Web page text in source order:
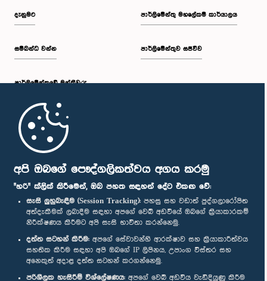
අපි ඔබගේ පෞද්ගලිකත්වය අගය කරමු
"හරි" ක්ලික් කිරීමෙන්, ඔබ පහත සඳහන් දේට එකඟ වේ:
සැසි ලුහුබැඳීම (Session Tracking): පහසු සහ වඩාත් පුද්ගලාරෝපිත
අත්දැකීමක් ලබාදීම සඳහා අපගේ වෙබ් අඩවියේ ඔබගේ ක්‍රියාකාරකම්
නිරීක්ෂණය කිරීමට අපි සැසි භාවිතා කරන්නෙමු.
දත්ත සටහන් කිරීම: අපගේ සේවාවන්හි ආරක්ෂාව සහ ක්‍රියාකාරීත්වය
සහතික කිරීම සඳහා අපි ඔබගේ IP ලිපිනය, උපාංග විස්තර සහ
අනෙකුත් අදාළ දත්ත සටහන් කරගන්නෙමු.
පරිශීලක හැසිරීම් විශ්ලේෂණය: අපගේ වෙබ් අඩවිය වැඩිදියුණු කිරීම
දැනුමට
සම්බන්ධ වන්න
පාර්ලි‌මේන්තුවේ මන්ත්‍රීවරු
මුල් පිටුව
පාර්ලිමේන්තු මහලේකම් කාර්යාලය
පාර්ලිමේන්තුව සජීවීව
පාර්ලිමේන්තු ජංගම යෙදුම
අප හා සම්බන්ධ වී සිටින්න :
සම්මාන